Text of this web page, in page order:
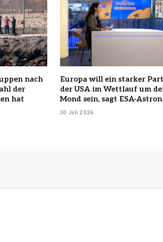
nach
der
hat
Europa will ein starker
der USA im Wettlauf um
Mond sein, sagt ESA-
30 Juli 2026